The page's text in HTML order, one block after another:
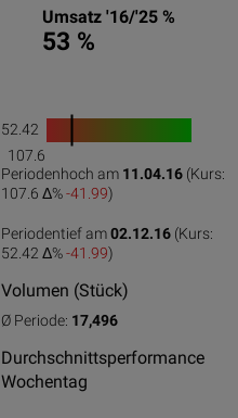
Umsatz '16/'25 %
53 %
52.42
1
0 100
107.6
Periodenhoch am 11.04.16 (Kurs:
107.6 Δ%-41.99)
Periodentief am02.12.16 (Kurs:
52.42 Δ%-41.99)
Volumen (Stück)
Ø Periode: 17,496
Durchschnittsperformance
Wochentag